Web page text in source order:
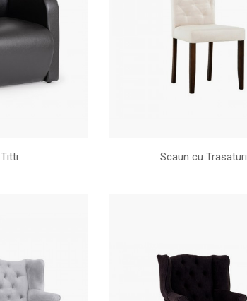
Scaun cu Trasaturi